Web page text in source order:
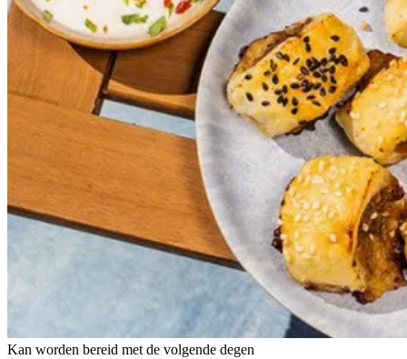
Kan worden bereid met de volgende degen